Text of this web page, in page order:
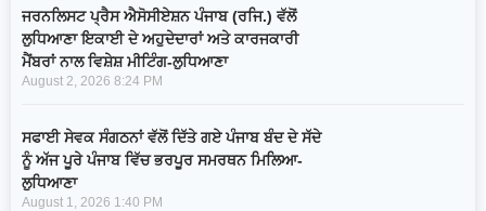
ਜਰਨਲਿਸਟ ਪ੍ਰੈਸ ਐਸੋਸੀਏਸ਼ਨ ਪੰਜਾਬ (ਰਜਿ.) ਵੱਲੋਂ
ਲੁਧਿਆਣਾ ਇਕਾਈ ਦੇ ਅਹੁਦੇਦਾਰਾਂ ਅਤੇ ਕਾਰਜਕਾਰੀ
ਮੈਂਬਰਾਂ ਨਾਲ ਵਿਸ਼ੇਸ਼ ਮੀਟਿੰਗ-ਲੁਧਿਆਣਾ
August 2, 2026 8:24 PM
ਸਫਾਈ ਸੇਵਕ ਸੰਗਠਨਾਂ ਵੱਲੋਂ ਦਿੱਤੇ ਗਏ ਪੰਜਾਬ ਬੰਦ ਦੇ ਸੱਦੇ
ਨੂੰ ਅੱਜ ਪੂਰੇ ਪੰਜਾਬ ਵਿੱਚ ਭਰਪੂਰ ਸਮਰਥਨ ਮਿਲਿਆ-
ਲੁਧਿਆਣਾ
August 1, 2026 1:40 PM